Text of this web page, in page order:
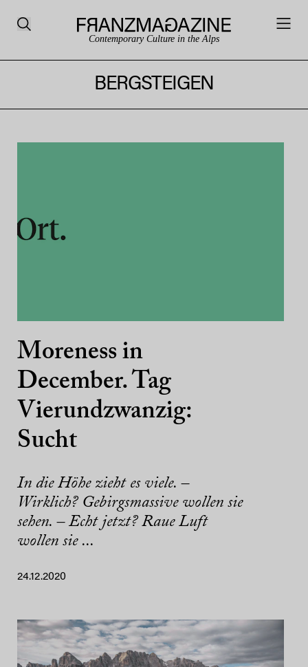
Contemporary Culture in the Alps
BERGSTEIGEN
Moreness in
December. Tag
Vierundzwanzig:
Sucht
In die Höhe zieht es viele. –
Wirklich? Gebirgsmassive wollen sie
sehen. – Echt jetzt? Raue Luft
wollen sie ...
24.12.2020